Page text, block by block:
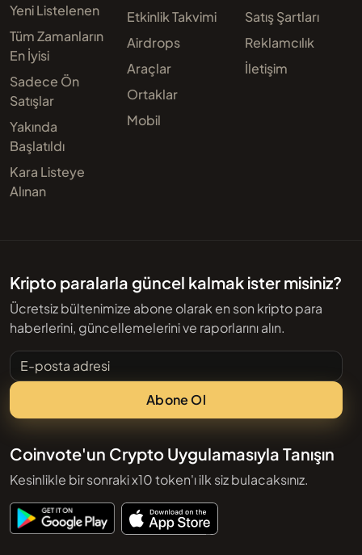
Yeni Listelenen
Tüm Zamanların
En İyisi
Sadece Ön
Satışlar
Yakında
Başlatıldı
Kara Listeye
Alınan
Etkinlik Takvimi
Airdrops
Araçlar
Ortaklar
Mobil
Satış Şartları
Reklamcılık
İletişim
Kripto paralarla güncel kalmak ister misiniz?
Ücretsiz bültenimize abone olarak en son kripto para
haberlerini, güncellemelerini ve raporlarını alın.
E-posta adresi
Abone Ol
Coinvote'un Crypto Uygulamasıyla Tanışın
Kesinlikle bir sonraki x10 token'ı ilk siz bulacaksınız.